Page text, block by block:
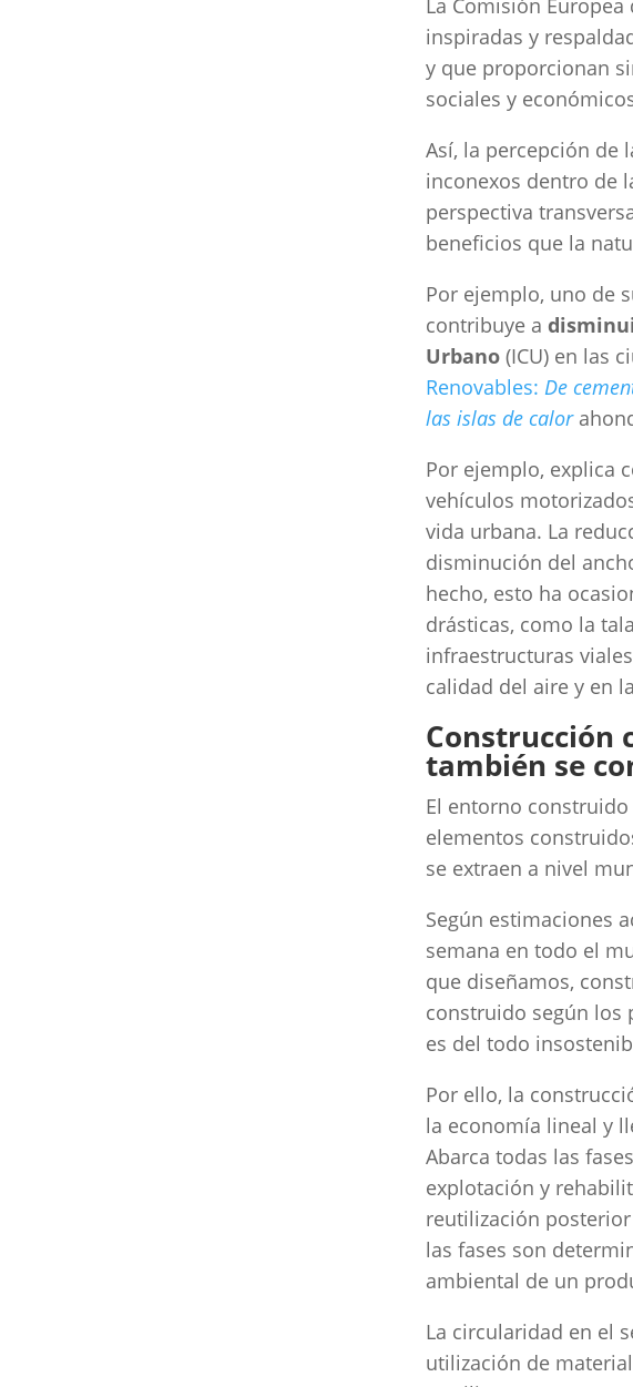
inspiradas y
y que proporcionan
sociales y
Así, la percepción de
inconexos dentro de
perspectiva
beneficios que la
Por ejemplo, uno de
contribuye a
Urbano (ICU) en las
Renovables: De
las islas de calor
Por ejemplo, explica
vehículos
vida urbana. La
disminución del
hecho, esto ha
drásticas, como la
infraestructuras
calidad del aire y en
Construcción
también se
El entorno
elementos
se extraen a nivel
Según estimaciones
semana en todo el
que diseñamos,
construido según los
es del todo
Por ello, la
la economía lineal y
Abarca todas las
explotación y
reutilización
las fases son
ambiental de un
La circularidad en el
utilización de